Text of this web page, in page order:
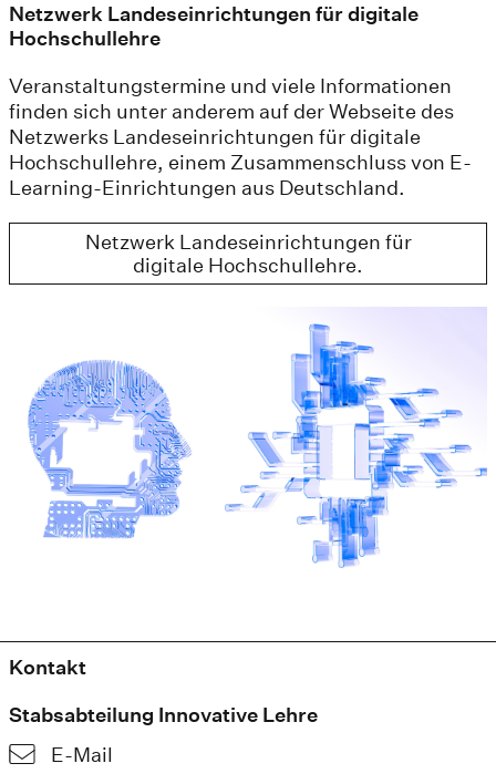
Netzwerk Landeseinrichtungen für digitale
Hochschullehre
Veranstaltungstermine und viele Informationen
finden sich unter anderem auf der Webseite des
Netzwerks Landeseinrichtungen für digitale
Hochschullehre, einem Zusammenschluss von E-
Learning-Einrichtungen aus Deutschland.
Netzwerk Landeseinrichtungen für
digitale Hochschullehre.
Kontakt
Stabsabteilung Innovative Lehre
E-Mail